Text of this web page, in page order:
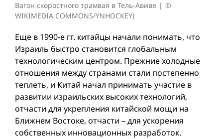
Вагон скоростного трамвая в Тель-Авиве
©
WIKIMEDIA COMMONS/YNHOCKEY)
Еще в 1990-е гг. китайцы начали понимать, что
Израиль быстро становится глобальным
технологическим центром. Прежние холодные
отношения между странами стали постепенно
теплеть, и Китай начал принимать участие в
развитии израильских высоких технологий,
отчасти для укрепления китайской мощи на
Ближнем Востоке, отчасти – для ускорения
собственных инновационных разработок.